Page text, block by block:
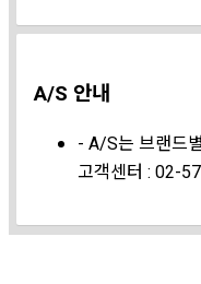
A/S 안내
- A/S는 브랜드
고객센터 : 02-